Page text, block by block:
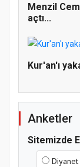
Menzil
açtı...
Kur'an'ı
Anketler
Sitemizde